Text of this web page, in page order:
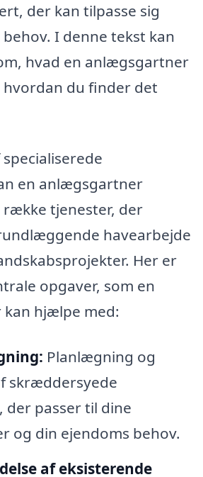
der kan tilpasse sig
I denne tekst kan
hvad en anlægsgartner
du finder det
en anlægsgartner
tjenester, der
havearbejde
Her er
opgaver, som en
hjælpe med:
Planlægning og
skræddersyede
passer til dine
og din ejendoms behov.
af eksisterende